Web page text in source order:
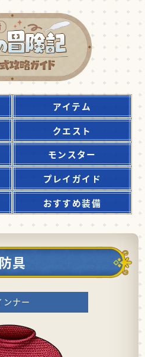
アイテム
クエスト
モンスター
プレイガイド
おすすめ装備
防具
ンナー